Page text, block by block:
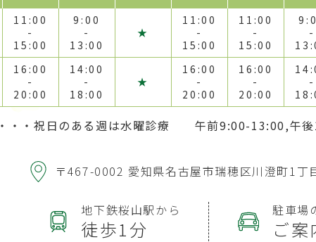
11:00
-
15:00
9:00
-
13:00
★
11:00
-
15:00
11:00
-
15:00
-
16:00
-
20:00
14:00
-
18:00
★
16:00
-
20:00
16:00
-
20:00
-
・・・祝日のある週は水曜診療 午前9:00-13:00,午
〒467-0002 愛知県名古屋市瑞穂区川澄町1丁
地下鉄桜山駅から
徒歩1分
駐車場
ご案